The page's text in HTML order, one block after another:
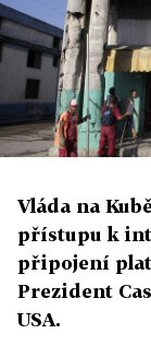
Vláda na
přístupu k
připojení
Prezident
USA.